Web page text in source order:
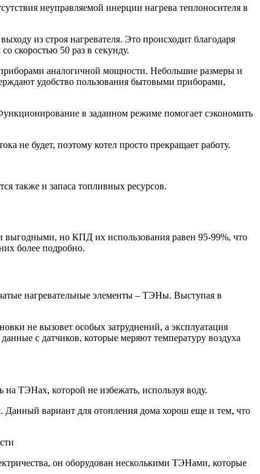
неуправляемой инерции нагрева теплоносителя в
из строя нагревателя. Это происходит благодаря
скоростью 50 раз в секунду.
аналогичной мощности. Небольшие размеры и
удобство пользования бытовыми приборами,
в заданном режиме помогает сэкономить
не будет, поэтому котел просто прекращает работу.
также и запаса топливных ресурсов.
выгодными, но КПД их использования равен 95-99%, что
более подробно.
нагревательные элементы – ТЭНы. Выступая в
не вызовет особых затруднений, а эксплуатация
с датчиков, которые меряют температуру воздуха
на ТЭНах, которой не избежать, используя воду.
Данный вариант для отопления дома хорош еще и тем, что
он оборудован несколькими ТЭНами, которые